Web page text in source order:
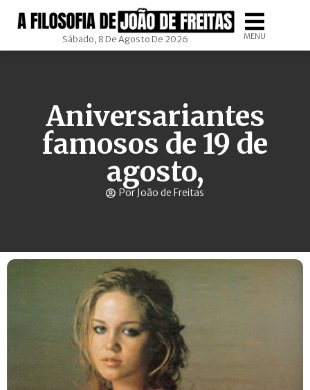
Sábado, 8 De Agosto De 2026 MENU
Aniversariantes
famosos de 19 de
agosto,
Por João de Freitas